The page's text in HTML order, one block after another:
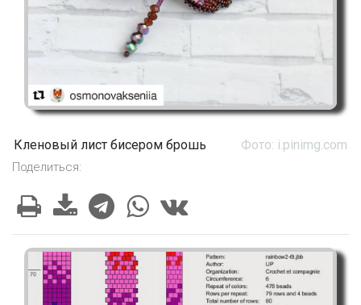
Кленовый лист бисером брошь Фото: i.pinimg.com
Поделиться: